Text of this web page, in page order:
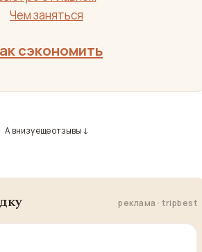
Чем заняться
сэкономить
А внизу еще отзывы ↓
реклама · tripbest